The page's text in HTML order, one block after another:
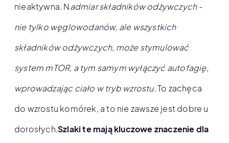
nieaktywna. Nadmiar składników odżywczych -
nie tylko węglowodanów, ale wszystkich
składników odżywczych, może stymulować
system mTOR, a tym samym wyłączyć autofagię,
wprowadzając ciało w tryb wzrostu.To zachęca
do wzrostu komórek, a to nie zawsze jest dobre u
dorosłych.Szlaki te mają kluczowe znaczenie dla